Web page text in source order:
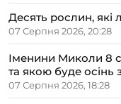
Десять рослин, які
07 Серпня 2026, 20:28
Іменини Миколи 8
та якою буде
07 Серпня 2026, 18:28